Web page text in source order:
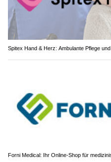
Spitex Hand & Herz: Ambulante Pflege
Forni Medical: Ihr Online-Shop für